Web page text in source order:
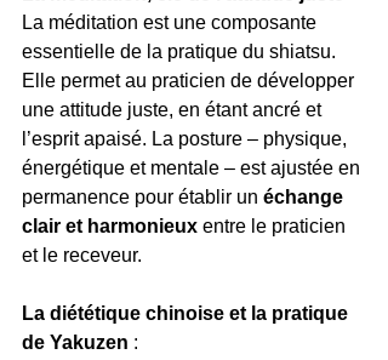
La méditation est une composante
essentielle de la pratique du shiatsu.
Elle permet au praticien de développer
une attitude juste, en étant ancré et
l’esprit apaisé. La posture – physique,
énergétique et mentale – est ajustée en
permanence pour établir un échange
clair et harmonieux entre le praticien
et le receveur.
La diététique chinoise et la pratique
de Yakuzen :